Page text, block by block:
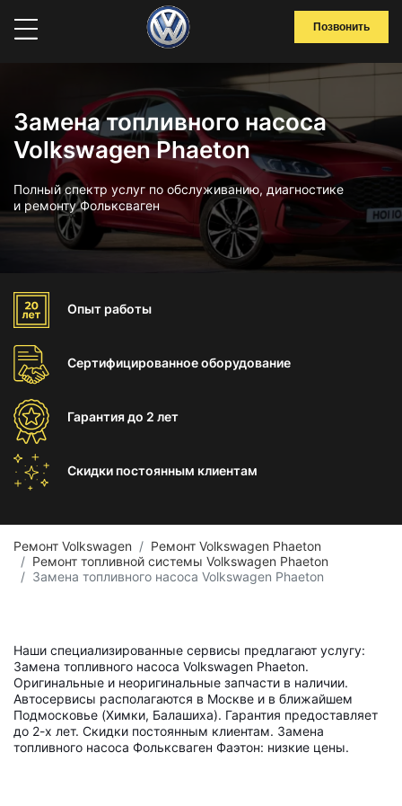
Позвонить
Замена топливного насоса
Volkswagen Phaeton
Полный спектр услуг по обслуживанию, диагностике
и ремонту Фольксваген
Опыт работы
Сертифицированноеоборудование
Гарантиядо 2 лет
Скидки постоянным клиентам
Ремонт Volkswagen
Ремонт Volkswagen Phaeton
Ремонт топливной системы Volkswagen Phaeton
Замена топливного насоса Volkswagen Phaeton
Наши специализированные сервисы предлагают услугу:
Замена топливного насоса Volkswagen Phaeton.
Оригинальные и неоригинальные запчасти в наличии.
Автосервисы располагаются в Москве и в ближайшем
Подмосковье (Химки, Балашиха). Гарантия предоставляет
до 2-х лет. Скидки постоянным клиентам. Замена
топливного насоса Фольксваген Фаэтон: низкие цены.